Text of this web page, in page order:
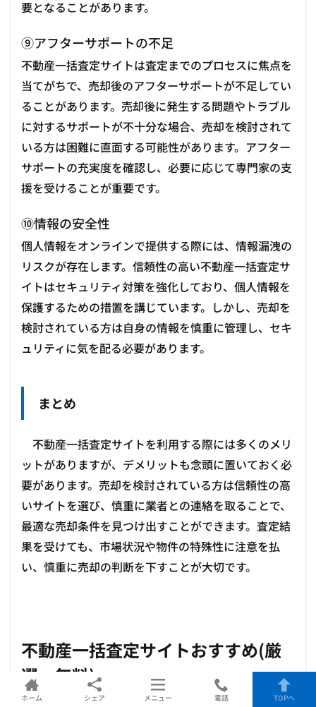
要となることがあります。
⑨アフターサポートの不足
不動産一括査定サイトは査定までのプロセスに焦点を
当てがちで、売却後のアフターサポートが不足してい
ることがあります。売却後に発生する問題やトラブル
に対するサポートが不十分な場合、売却を検討されて
いる方は困難に直面する可能性があります。アフター
サポートの充実度を確認し、必要に応じて専門家の支
援を受けることが重要です。
⑩情報の安全性
個人情報をオンラインで提供する際には、情報漏洩の
リスクが存在します。信頼性の高い不動産一括査定サ
イトはセキュリティ対策を強化しており、個人情報を
保護するための措置を講じています。しかし、売却を
検討されている方は自身の情報を慎重に管理し、セキ
ュリティに気を配る必要があります。
まとめ
不動産一括査定サイトを利用する際には多くのメリ
ットがありますが、デメリットも念頭に置いておく必
要があります。売却を検討されている方は信頼性の高
いサイトを選び、慎重に業者との連絡を取ることで、
最適な売却条件を見つけ出すことができます。査定結
果を受けても、市場状況や物件の特殊性に注意を払
い、慎重に売却の判断を下すことが大切です。
不動産一括査定サイトおすすめ(厳
選・無料)
ホーム シェア メニュー 電話 TOPへ